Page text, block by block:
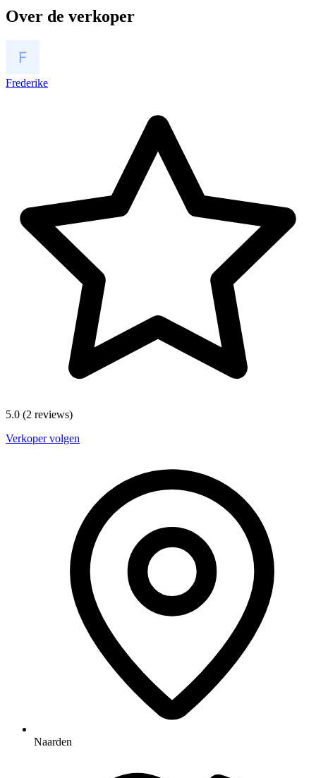
Over de verkoper
Frederike
5.0 (2 reviews)
Verkoper volgen
Naarden